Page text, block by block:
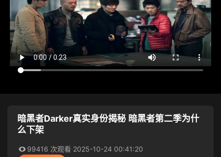
科普文章
数码科技
实用技巧
暗黑者Darker真实身份揭秘 暗黑者第二季为什
么下架
99416 次观看·2025-10-24 00:41:20